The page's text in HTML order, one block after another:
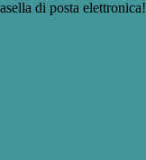
di posta elettronica!